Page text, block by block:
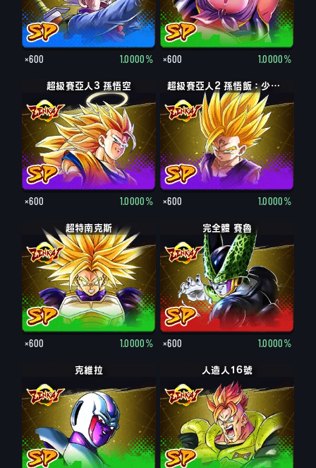
×600 1.0000% ×600 1.0000%
超級賽亞人3 孫悟空
×600 1.0000%
超級賽亞人2 孫悟飯：少年期
×600 1.0000%
超特南克斯
×600 1.0000%
完全體 賽魯
×600 1.0000%
克維拉 人造人16號